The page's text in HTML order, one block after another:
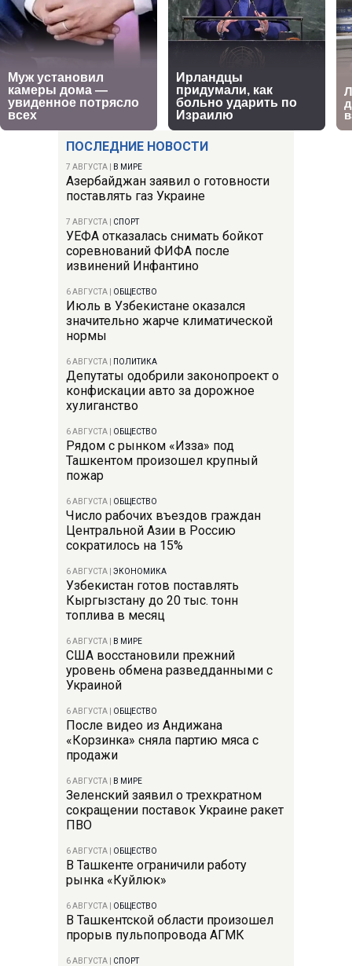
ПОСЛЕДНИЕ НОВОСТИ
7 АВГУСТА В МИРЕ
Азербайджан заявил о готовности
поставлять газ Украине
7 АВГУСТА СПОРТ
УЕФА отказалась снимать бойкот
соревнований ФИФА после
извинений Инфантино
6 АВГУСТА ОБЩЕСТВО
Июль в Узбекистане оказался
значительно жарче климатической
нормы
6 АВГУСТА ПОЛИТИКА
Депутаты одобрили законопроект о
конфискации авто за дорожное
хулиганство
6 АВГУСТА ОБЩЕСТВО
Рядом с рынком «Изза» под
Ташкентом произошел крупный
пожар
6 АВГУСТА ОБЩЕСТВО
Число рабочих въездов граждан
Центральной Азии в Россию
сократилось на 15%
6 АВГУСТА ЭКОНОМИКА
Узбекистан готов поставлять
Кыргызстану до 20 тыс. тонн
топлива в месяц
6 АВГУСТА В МИРЕ
США восстановили прежний
уровень обмена разведданными с
Украиной
6 АВГУСТА ОБЩЕСТВО
После видео из Андижана
«Корзинка» сняла партию мяса с
продажи
6 АВГУСТА В МИРЕ
Зеленский заявил о трехкратном
сокращении поставок Украине ракет
ПВО
6 АВГУСТА ОБЩЕСТВО
В Ташкенте ограничили работу
рынка «Куйлюк»
6 АВГУСТА ОБЩЕСТВО
В Ташкентской области произошел
прорыв пульпопровода АГМК
6 АВГУСТА СПОРТ